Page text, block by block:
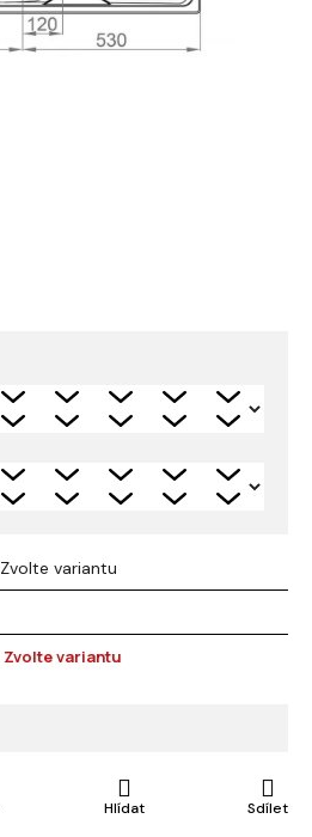
Zvolte variantu
Zvolte variantu
Hlídat Sdílet